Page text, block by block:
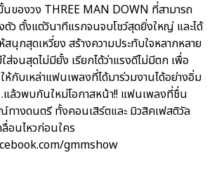
นของวง THREE MAN DOWN ที่สามารถ
ว ตั้งแต่วินาทีแรกจนจบโชว์สุดยิ่งใหญ่ และได้
นุกสุดเหวี่ยง สร้างความประทับใจหลากหลาย
จนสุดไม่มียั้ง เรียกได้ว่าแรงดีไม่มีตก เพื่อ
ห้กับเหล่าแฟนเพลงที่ได้มาร่วมงานได้อย่างอิ่ม
แล้วพบกันใหม่โอกาสหน้า!! แฟนเพลงที่ชื่น
างดนตรี ทั้งคอนเสิร์ตและ มิวสิคเฟสติวัล
อนไหวก่อนใคร
gmmshow